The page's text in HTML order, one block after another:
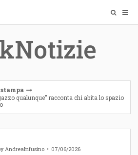
qualunque” racconta chi abita lo spazio
AndreaInfusino 07/06/2026